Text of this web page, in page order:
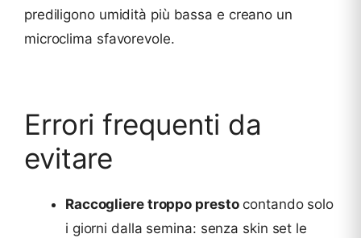
prediligono umidità più bassa e creano un
microclima sfavorevole.
Errori frequenti da
evitare
Raccogliere troppo prestocontando solo
i giorni dalla semina: senza skin set le